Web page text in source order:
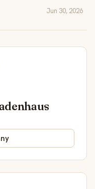
Jun 30, 2026